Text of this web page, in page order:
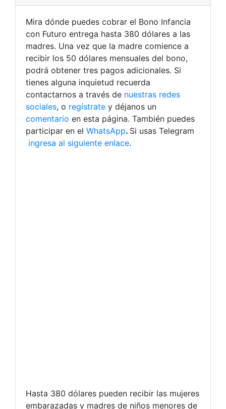
Mira dónde puedes cobrar el Bono Infancia
con Futuro entrega hasta 380 dólares a las
madres. Una vez que la madre comience a
recibir los 50 dólares mensuales del bono,
podrá obtener tres pagos adicionales. Si
tienes alguna inquietud recuerda
contactarnos a través de nuestras redes
sociales, o regístrate y déjanos un
comentario en esta página. También puedes
participar en el WhatsApp. Si usas Telegram
ingresa al siguiente enlace.
Hasta 380 dólares pueden recibir las mujeres
embarazadas y madres de niños menores de